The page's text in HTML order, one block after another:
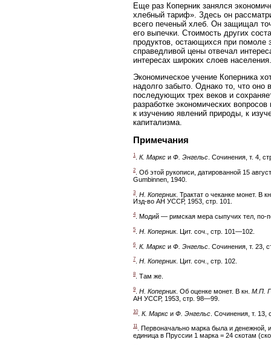
Еще раз Коперник занялся
хлебный тариф». Здесь он
всего печеный хлеб. Он защищал
его выпечки. Стоимость других
продуктов, остающихся при помоле
справедливой цены отвечал
интересах широких слоев населения.
Экономическое учение Коперника
надолго забыто. Однако то, что оно
последующих трех веков и
разработке экономических
к изучению явлений природы, к
капитализма.
Примечания
1 К. Маркс и Ф. Энгельс . Сочинения, т. 4,
2
. Об этой рукописи, датированной 15
Gumbinnen, 1940.
3 Н. Коперник. Трактат о чеканке монет. В
Изд-во АН УССР, 1953, стр. 101.
4. Модий — римская мера сыпучих тел, по-
5 Н. Коперник. Цит. соч., стр. 101—102.
6 К. Маркс и Ф. Энгельс . Сочинения, т. 23,
7 Н. Коперник. Цит. соч., стр. 102.
8 . Там же.
9 Н. Коперник. Об оценке монет. В кн. М.П.
АН УССР, 1953, стр. 98—99.
10 К. Маркс и Ф. Энгельс . Сочинения, т. 13,
11
. Первоначально марка была и денежной,
единица в Пруссии 1 марка = 24 скотам